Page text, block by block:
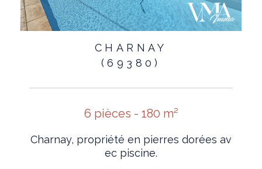
CHARNAY
(69380)
6 pièces - 180 m²
Charnay, propriété en pierres dorées av
ec piscine.